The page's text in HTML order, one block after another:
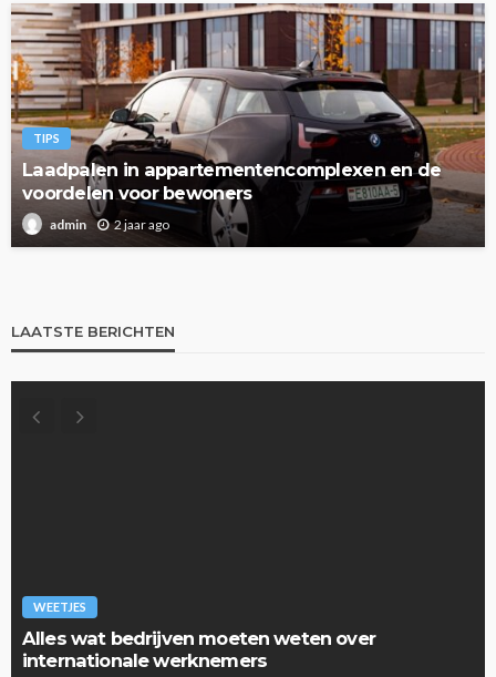
TIPS
Laadpalen in appartementencomplexen en de
voordelen voor bewoners
admin 2 jaar ago
LAATSTE BERICHTEN
WEETJES
Alles wat bedrijven moeten weten over
internationale werknemers